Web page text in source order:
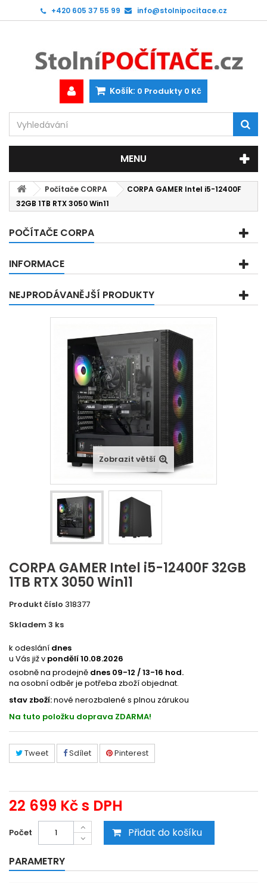
+420 605 37 55 99 info@stolnipocitace.cz
Košík: 0 Produkty 0 Kč
MENU
Počítače CORPA
CORPA GAMER Intel i5-12400F
32GB 1TB RTX 3050 Win11
POČÍTAČE CORPA
INFORMACE
NEJPRODÁVANĚJŠÍ PRODUKTY
Zobrazit větší
CORPA GAMER Intel i5-12400F 32GB
1TB RTX 3050 Win11
Produkt číslo 318377
Skladem 3 ks
k odeslání dnes
u Vás již v pondělí 10.08.2026
osobně na prodejně dnes 09-12 / 13-16 hod.
na osobní odběr je potřeba zboží objednat.
stav zboží:nové nerozbalené s plnou zárukou
Na tuto položku doprava ZDARMA!
Tweet Sdílet Pinterest
22 699 Kčs DPH
Počet Přidat do košíku
PARAMETRY